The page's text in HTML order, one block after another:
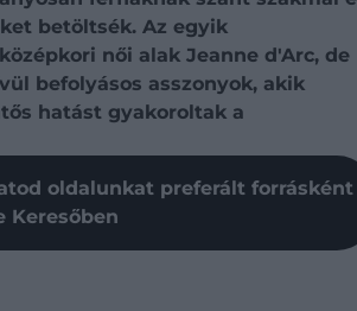
betöltsék. Az egyik
női alak Jeanne d'Arc, de
befolyásos asszonyok, akik
hatást gyakoroltak a
oldalunkat preferált forrásként
Keresőben